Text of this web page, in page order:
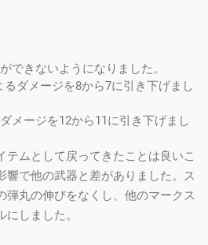
できないようになりました。
ダメージを8から7に引き下げまし
メージを12から11に引き下げまし
テムとして戻ってきたことは良いこ
響で他の武器と差がありました。ス
弾丸の伸びをなくし、他のマークス
しました。